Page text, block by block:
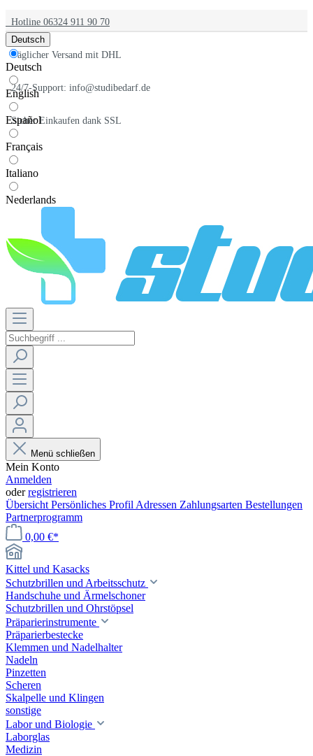
Hotline 06324 911 90 70
Täglicher Versand mit DHL
24/7-Support: info@studibedarf.de
Sicher Einkaufen dank SSL
Deutsch
Deutsch
English
Español
Français
Italiano
Nederlands
Menü schließen
Mein Konto
Anmelden
oderregistrieren
Übersicht Persönliches Profil Adressen Zahlungsarten Bestellungen
Partnerprogramm
0,00 €*
Kittel und Kasacks
Schutzbrillen und Arbeitsschutz
Handschuhe und Ärmelschoner
Schutzbrillen und Ohrstöpsel
Präparierinstrumente
Präparierbestecke
Klemmen und Nadelhalter
Nadeln
Pinzetten
Scheren
Skalpelle und Klingen
sonstige
Labor und Biologie
Laborglas
Medizin